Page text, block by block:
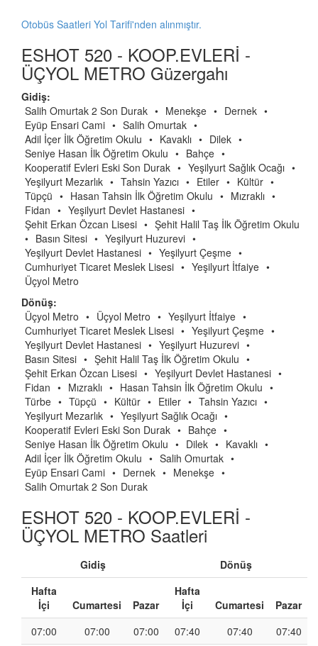
Otobüs Saatleri Yol Tarifi'nden alınmıştır.
ESHOT 520 - KOOP.EVLERİ -
ÜÇYOL METRO Güzergahı
Gidiş:
Salih Omurtak 2 Son Durak • Menekşe • Dernek •
Eyüp Ensari Cami • Salih Omurtak •
Adil İçer İlk Öğretim Okulu • Kavaklı • Dilek •
Seniye Hasan İlk Öğretim Okulu • Bahçe •
Kooperatif Evleri Eski Son Durak • Yeşilyurt Sağlık Ocağı •
Yeşilyurt Mezarlık • Tahsin Yazıcı • Etiler • Kültür •
Tüpçü • Hasan Tahsin İlk Öğretim Okulu • Mızraklı •
Fidan • Yeşilyurt Devlet Hastanesi •
Şehit Erkan Özcan Lisesi • Şehit Halil Taş İlk Öğretim Okulu
• Basın Sitesi • Yeşilyurt Huzurevi •
Yeşilyurt Devlet Hastanesi • Yeşilyurt Çeşme •
Cumhuriyet Ticaret Meslek Lisesi • Yeşilyurt İtfaiye •
Üçyol Metro
Dönüş:
Üçyol Metro • Üçyol Metro • Yeşilyurt İtfaiye •
Cumhuriyet Ticaret Meslek Lisesi • Yeşilyurt Çeşme •
Yeşilyurt Devlet Hastanesi • Yeşilyurt Huzurevi •
Basın Sitesi • Şehit Halil Taş İlk Öğretim Okulu •
Şehit Erkan Özcan Lisesi • Yeşilyurt Devlet Hastanesi •
Fidan • Mızraklı • Hasan Tahsin İlk Öğretim Okulu •
Türbe • Tüpçü • Kültür • Etiler • Tahsin Yazıcı •
Yeşilyurt Mezarlık • Yeşilyurt Sağlık Ocağı •
Kooperatif Evleri Eski Son Durak • Bahçe •
Seniye Hasan İlk Öğretim Okulu • Dilek • Kavaklı •
Adil İçer İlk Öğretim Okulu • Salih Omurtak •
Eyüp Ensari Cami • Dernek • Menekşe •
Salih Omurtak 2 Son Durak
ESHOT 520 - KOOP.EVLERİ -
ÜÇYOL METRO Saatleri
Gidiş
Dönüş
Hafta
İçi
Cumartesi Pazar
Hafta
İçi
Cumartesi
Pazar
07:00
07:00 07:00 07:40 07:40
07:40